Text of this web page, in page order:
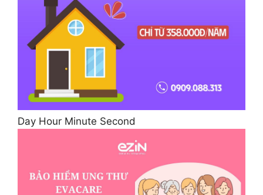
Day Hour Minute Second